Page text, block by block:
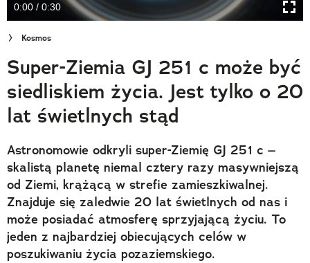
Cuda Polski
Wielki Konkurs Fotograficzny
Trendbook Podróżniczy
Polecane
0:00 / 0:30
Kosmos
Super-Ziemia GJ 251 c może być
siedliskiem życia. Jest tylko o 20
lat świetlnych stąd
Astronomowie odkryli super-Ziemię GJ 251 c –
skalistą planetę niemal cztery razy masywniejszą
od Ziemi, krążącą w strefie zamieszkiwalnej.
Znajduje się zaledwie 20 lat świetlnych od nas i
może posiadać atmosferę sprzyjającą życiu. To
jeden z najbardziej obiecujących celów w
poszukiwaniu życia pozaziemskiego.